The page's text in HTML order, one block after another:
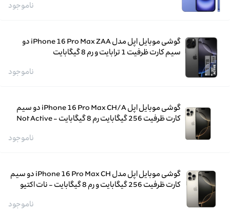
ناموجود
گوشی موبایل اپل مدل iPhone 16 Pro Max ZAA دو
سیم کارت ظرفیت 1 ترابایت و رم 8 گیگابایت
ناموجود
گوشی موبایل اپل iPhone 16 Pro Max CH/A دو سیم
کارت ظرفیت 256 گیگابایت رم 8 گیگابایت - Not Active
ناموجود
گوشی موبایل اپل مدل iPhone 16 Pro Max CH دو سیم
کارت ظرفیت 256 گیگابایت و رم 8 گیگابایت - نات اکتیو
ناموجود